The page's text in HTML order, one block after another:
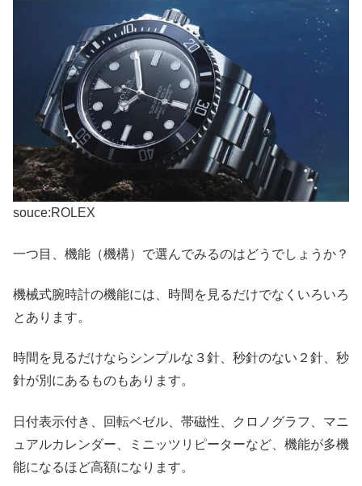
souce:ROLEX
一つ目、機能（機構）で選んでみるのはどうでしょうか？
機械式腕時計の機能には、時間を見るだけでなくいろいろ
とあります。
時間を見るだけならシンプルな３針、秒針のない２針、秒
針が別にあるものもあります。
日付表示付き、回転ベゼル、帯磁性、クロノグラフ、マニ
ュアルカレンダー、ミニッツリピーターなど、機能が多機
能になるほど高額になります。